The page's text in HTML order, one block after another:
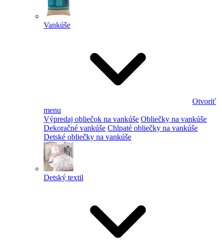
Vankúše
Otvoriť
menu
Výpredaj obliečok na vankúše Obliečky na vankúše
Dekoračné vankúše Chlpaté obliečky na vankúše
Detské obliečky na vankúše
Detský textil